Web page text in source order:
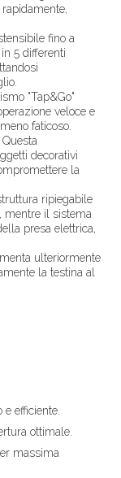
fino a
5 differenti
"Tap&Go"
veloce e
faticoso.
Questa
decorativi
la
ripiegabile
mentre il sistema
presa elettrica,
ulteriormente
la testina al
efficiente.
ottimale.
massima